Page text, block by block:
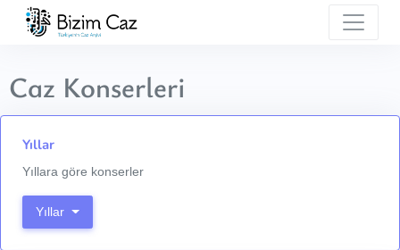
Caz Konserleri
Yıllar
Yıllara göre konserler
Yıllar